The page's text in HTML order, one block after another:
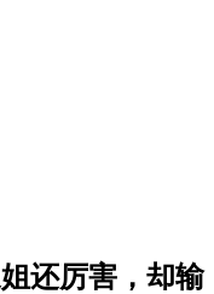
还厉害，却输